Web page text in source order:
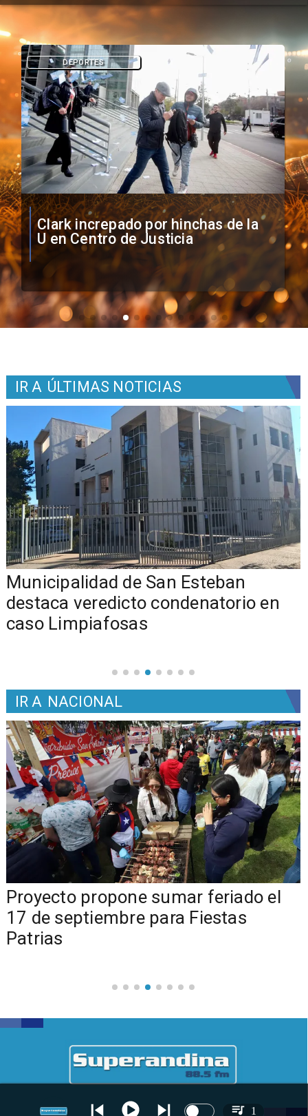
Vozinha firma contrato con Colo
Colo como nuevo arquero
DEPORTES
IR A ÚLTIMAS NOTICIAS
Municipalidad de San Esteban
destaca veredicto condenatorio en
caso Limpiafosas
IR A NACIONAL
Proyecto propone sumar feriado el
17 de septiembre para Fiestas
Patrias
1